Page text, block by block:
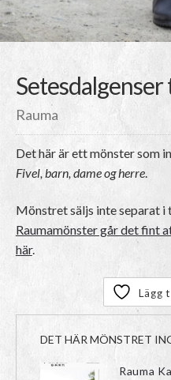
Rauma
Det här är ett mönster som
Fivel, barn, dame og herre.
Mönstret säljs inte separat
Raumamönster går det fint
här.
Lägg
DET HÄR MÖNSTRET
Rauma